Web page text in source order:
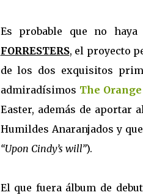
Es probable que no
FORRESTERS, el proyecto
de los dos exquisitos
admiradísimos The
Easter, además de aportar
Humildes Anaranjados y
“Upon Cindy’s will”).
El que fuera álbum de